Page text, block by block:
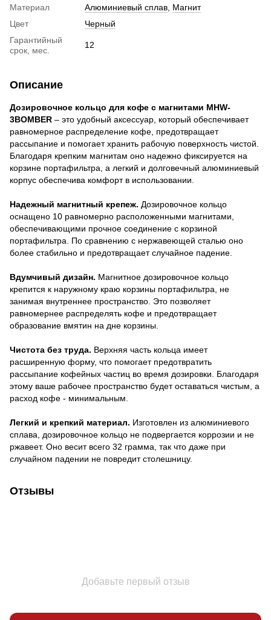
Материал
Алюминиевый сплав Магнит
Цвет
Черный
Гарантийный
срок, мес.
12
Описание
Дозировочное кольцо для кофе с магнитами MHW-
3BOMBER – это удобный аксессуар, который обеспечивает
равномерное распределение кофе, предотвращает
рассыпание и помогает хранить рабочую поверхность чистой.
Благодаря крепким магнитам оно надежно фиксируется на
корзине портафильтра, а легкий и долговечный алюминиевый
корпус обеспечива комфорт в использовании.
Надежный магнитный крепеж. Дозировочное кольцо
оснащено 10 равномерно расположенными магнитами,
обеспечивающими прочное соединение с корзиной
портафильтра. По сравнению с нержавеющей сталью оно
более стабильно и предотвращает случайное падение.
Вдумчивый дизайн. Магнитное дозировочное кольцо
крепится к наружному краю корзины портафильтра, не
занимая внутреннее пространство. Это позволяет
равномернее распределять кофе и предотвращает
образование вмятин на дне корзины.
Чистота без труда. Верхняя часть кольца имеет
расширенную форму, что помогает предотвратить
рассыпание кофейных частиц во время дозировки. Благодаря
этому ваше рабочее пространство будет оставаться чистым, а
расход кофе - минимальным.
Легкий и крепкий материал. Изготовлен из алюминиевого
сплава, дозировочное кольцо не подвергается коррозии и не
ржавеет. Оно весит всего 32 грамма, так что даже при
случайном падении не повредит столешницу.
Отзывы
Добавьте первый отзыв